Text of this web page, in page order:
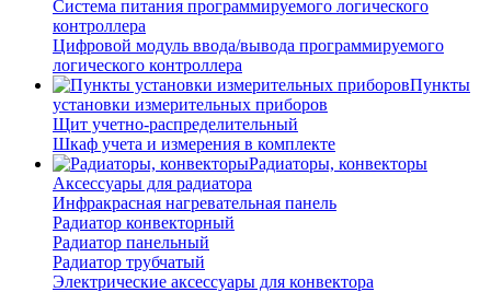
Система питания программируемого логического
контроллера
Цифровой модуль ввода/вывода программируемого
логического контроллера
Пункты
установки измерительных приборов
Щит учетно-распределительный
Шкаф учета и измерения в комплекте
Радиаторы, конвекторы
Аксессуары для радиатора
Инфракрасная нагревательная панель
Радиатор конвекторный
Радиатор панельный
Радиатор трубчатый
Электрические аксессуары для конвектора